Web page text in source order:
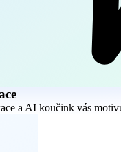
a AI koučink vás